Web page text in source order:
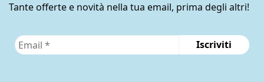
Tante offerte e novità nella tua email, prima degli altri!